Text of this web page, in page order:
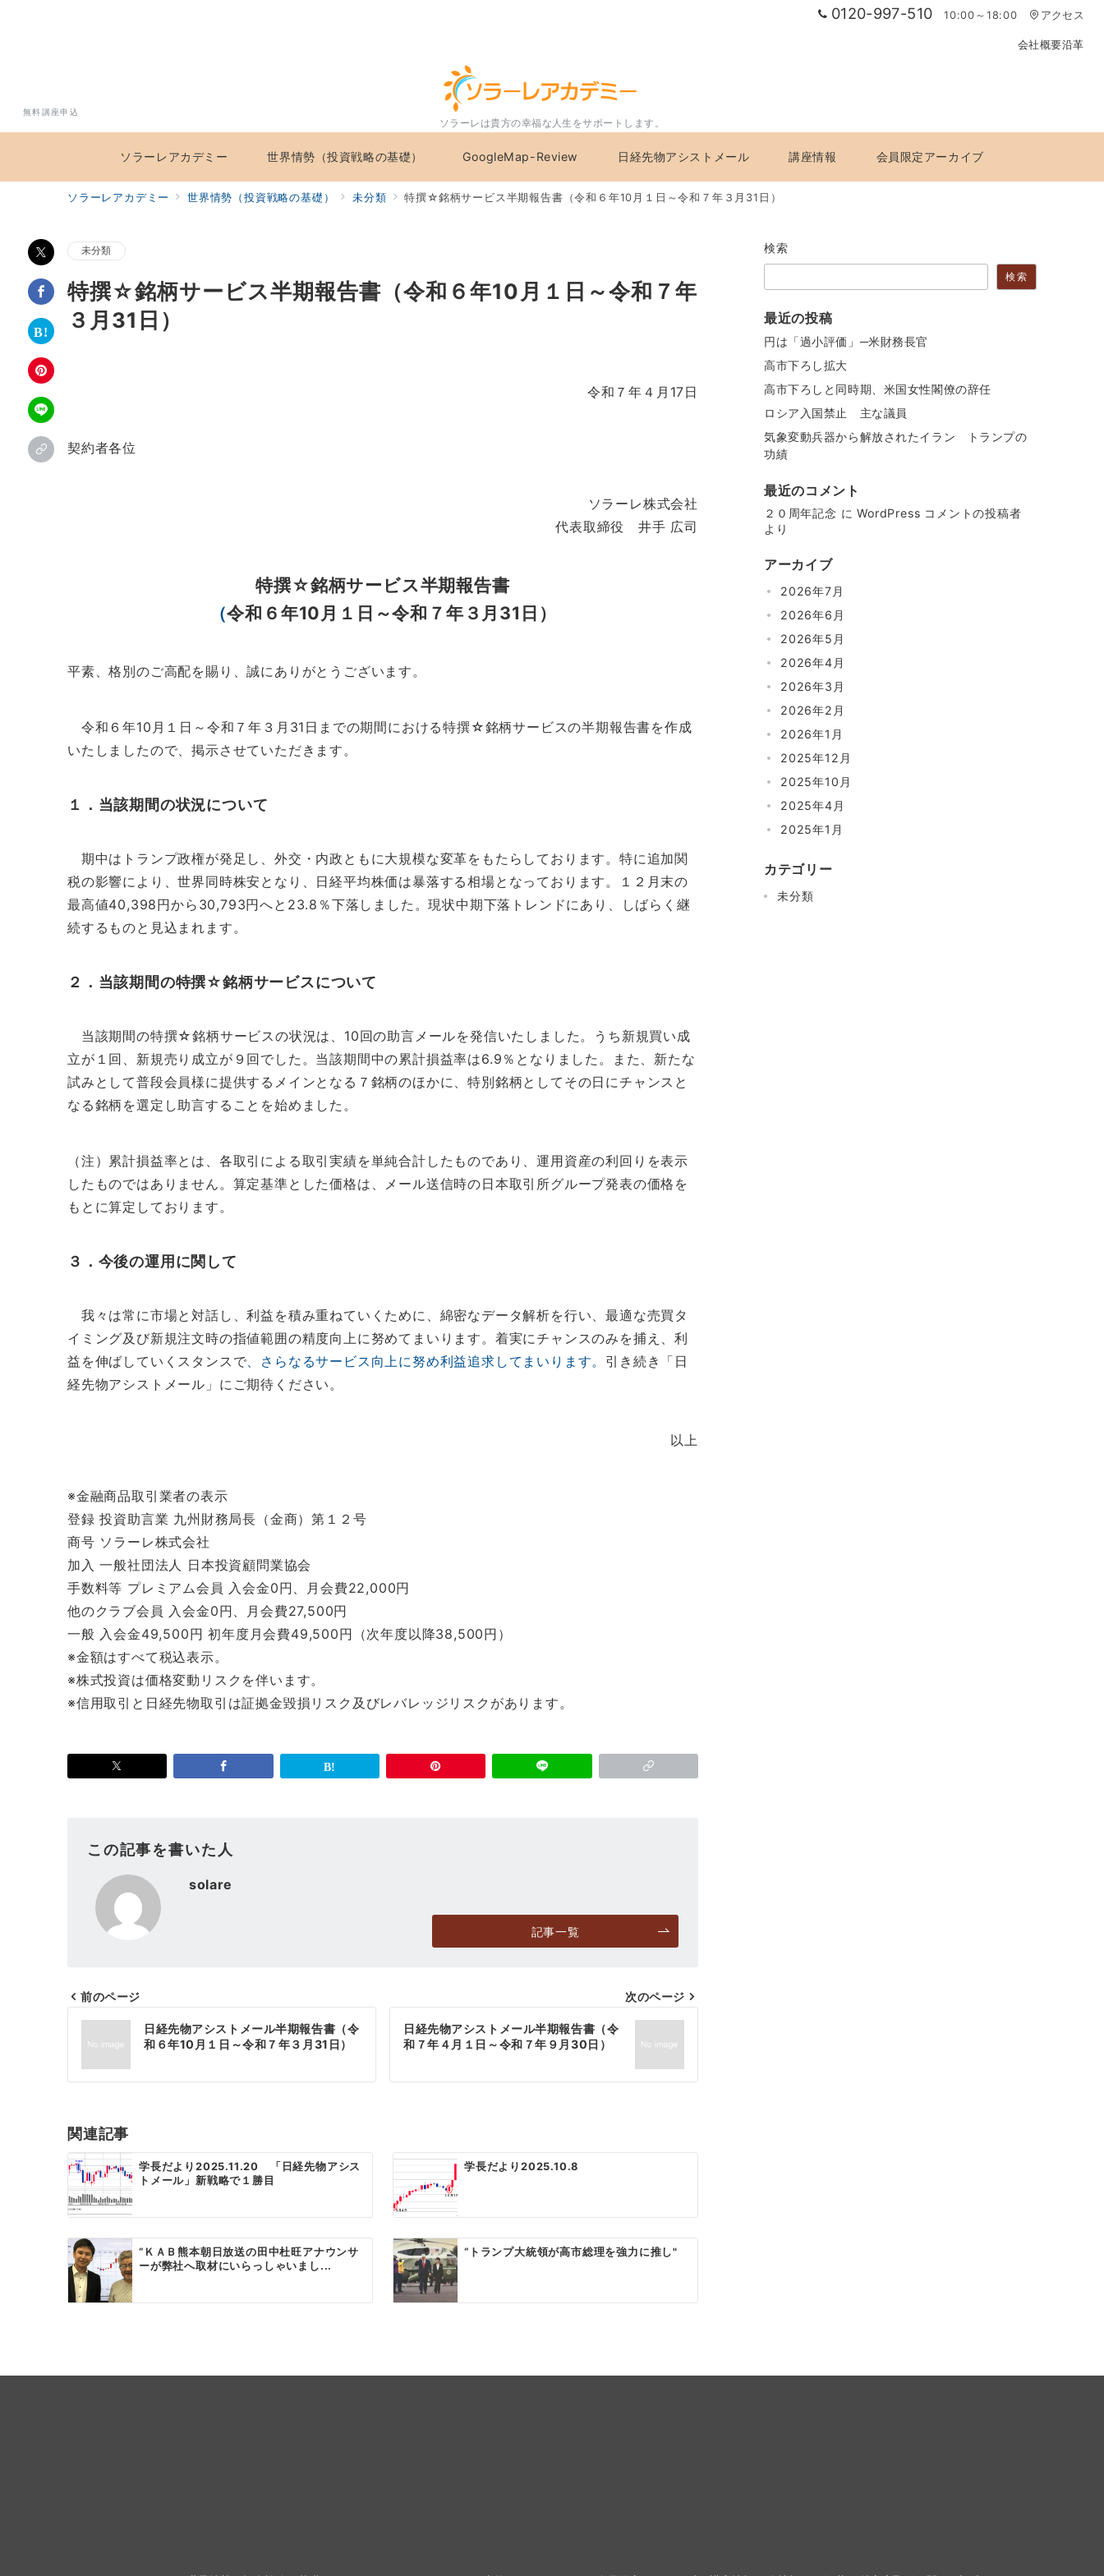
0120-997-510 10:00～18:00 アクセス
会社概要沿革
ソラーレは貴方の幸福な人生をサポートします。
無料講座申込
ソラーレアカデミー 世界情勢（投資戦略の基礎） GoogleMap-Review 日経先物アシストメール 講座情報 会員限定アーカイブ
ソラーレアカデミー 世界情勢（投資戦略の基礎） 未分類 特撰☆銘柄サービス半期報告書（令和６年10月１日～令和７年３月31日）
未分類
特撰☆銘柄サービス半期報告書（令和６年10月１日～令和７年
３月31日）
令和７年４月17日
契約者各位
ソラーレ株式会社
代表取締役 井手 広司
特撰☆銘柄サービス半期報告書
（令和６年10月１日～令和７年３月31日）
平素、格別のご高配を賜り、誠にありがとうございます。
令和６年10月１日～令和７年３月31日までの期間における特撰☆銘柄サービスの半期報告書を作成
いたしましたので、掲示させていただきます。
１．当該期間の状況について
期中はトランプ政権が発足し、外交・内政ともに大規模な変革をもたらしております。特に追加関
税の影響により、世界同時株安となり、日経平均株価は暴落する相場となっております。１２月末の
最高値40,398円から30,793円へと23.8％下落しました。現状中期下落トレンドにあり、しばらく継
続するものと見込まれます。
２．当該期間の特撰☆銘柄サービスについて
当該期間の特撰☆銘柄サービスの状況は、10回の助言メールを発信いたしました。うち新規買い成
立が１回、新規売り成立が９回でした。当該期間中の累計損益率は6.9％となりました。また、新たな
試みとして普段会員様に提供するメインとなる７銘柄のほかに、特別銘柄としてその日にチャンスと
なる銘柄を選定し助言することを始めました。
（注）累計損益率とは、各取引による取引実績を単純合計したものであり、運用資産の利回りを表示
したものではありません。算定基準とした価格は、メール送信時の日本取引所グループ発表の価格を
もとに算定しております。
３．今後の運用に関して
我々は常に市場と対話し、利益を積み重ねていくために、綿密なデータ解析を行い、最適な売買タ
イミング及び新規注文時の指値範囲の精度向上に努めてまいります。着実にチャンスのみを捕え、利
益を伸ばしていくスタンスで、さらなるサービス向上に努め利益追求してまいります。 引き続き「日
経先物アシストメール」にご期待ください。
以上
※金融商品取引業者の表示
登録 投資助言業 九州財務局長（金商）第１２号
商号 ソラーレ株式会社
加入 一般社団法人 日本投資顧問業協会
手数料等 プレミアム会員 入会金0円、月会費22,000円
他のクラブ会員 入会金0円、月会費27,500円
一般 入会金49,500円 初年度月会費49,500円（次年度以降38,500円）
※金額はすべて税込表示。
※株式投資は価格変動リスクを伴います。
※信用取引と日経先物取引は証拠金毀損リスク及びレバレッジリスクがあります。
この記事を書いた人
solare
記事一覧
投
ナ
ゲ
ー
シ
ョ
ン
前のページ
日経先物アシストメール半期報告書（令
和６年10月１日～令和７年３月31日）
次のページ
日経先物アシストメール半期報告書（令
和７年４月１日～令和７年９月30日）
関連記事
学長だより2025.11.20 「日経先物アシス
トメール」新戦略で１勝目
学長だより2025.10.8
“ＫＡＢ熊本朝日放送の田中杜旺アナウンサ
ーが弊社へ取材にいらっしゃいまし...
“トランプ大統領が高市総理を強力に推し"
検索
検索
最近の投稿
円は「過小評価」─米財務長官
高市下ろし拡大
高市下ろしと同時期、米国女性閣僚の辞任
ロシア入国禁止 主な議員
気象変動兵器から解放されたイラン トランプの
功績
最近のコメント
２０周年記念 にWordPress コメントの投稿者
より
アーカイブ
2026年7月
2026年6月
2026年5月
2026年4月
2026年3月
2026年2月
2026年1月
2025年12月
2025年10月
2025年4月
2025年1月
カテゴリー
未分類